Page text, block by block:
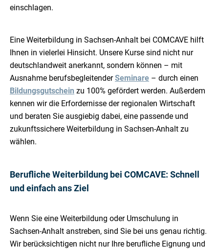
einschlagen.
Eine Weiterbildung in Sachsen-Anhalt bei COMCAVE hilft
Ihnen in vielerlei Hinsicht. Unsere Kurse sind nicht nur
deutschlandweit anerkannt, sondern können – mit
Ausnahme berufsbegleitenderSeminare – durch einen
Bildungsgutschein zu 100% gefördert werden. Außerdem
kennen wir die Erfordernisse der regionalen Wirtschaft
und beraten Sie ausgiebig dabei, eine passende und
zukunftssichere Weiterbildung in Sachsen-Anhalt zu
wählen.
Berufliche Weiterbildung bei COMCAVE: Schnell
und einfach ans Ziel
Wenn Sie eine Weiterbildung oder Umschulung in
Sachsen-Anhalt anstreben, sind Sie bei uns genau richtig.
Wir berücksichtigen nicht nur Ihre berufliche Eignung und